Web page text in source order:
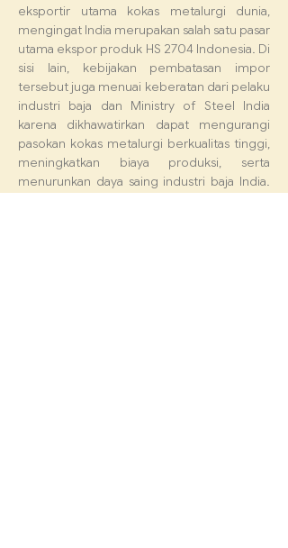
eksportir utama kokas metalurgi dunia,
mengingat India merupakan salah satu pasar
utama ekspor produk HS 2704 Indonesia. Di
sisi lain, kebijakan pembatasan impor
tersebut juga menuai keberatan dari pelaku
industri baja dan Ministry of Steel India
karena dikhawatirkan dapat mengurangi
pasokan kokas metalurgi berkualitas tinggi,
meningkatkan biaya produksi, serta
menurunkan daya saing industri baja India.